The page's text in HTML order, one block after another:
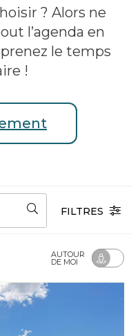
? Alors ne
l’agenda en
le temps
!
FILTRES
AUTOUR
DE MOI